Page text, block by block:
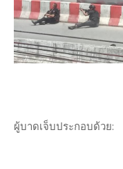
ผู้บาดเจ็บประกอบด้วย: